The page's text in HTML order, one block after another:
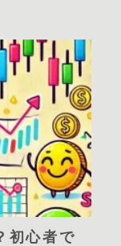
初心者で